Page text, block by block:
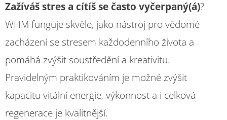
Zažíváš stres a cítíš se často vyčerpaný(á)?
WHM funguje skvěle, jako nástroj pro vědomé
zacházení se stresem každodenního života a
pomáhá zvýšit soustředění a kreativitu.
Pravidelným praktikováním je možné zvýšit
kapacitu vitální energie, výkonnost a i celková
regenerace je kvalitnější.